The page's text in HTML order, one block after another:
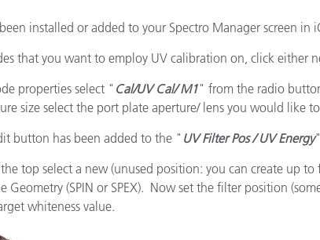
installed or added to your Spectro Manager screen in
that you want to employ UV calibration on, click either
properties select " Cal/UV Cal/ M1" from the radio
size select the port plate aperture/ lens you would like
button has been added to the " UV Filter Pos / UV Energy
top select a new (unused position: you can create up
Geometry (SPIN or SPEX). Now set the filter position
whiteness value.